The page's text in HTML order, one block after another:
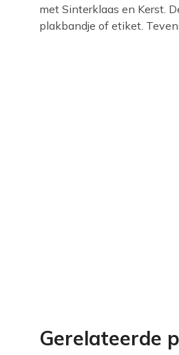
met Sinterklaas en Kerst.
plakbandje of etiket.
Gerelateerde